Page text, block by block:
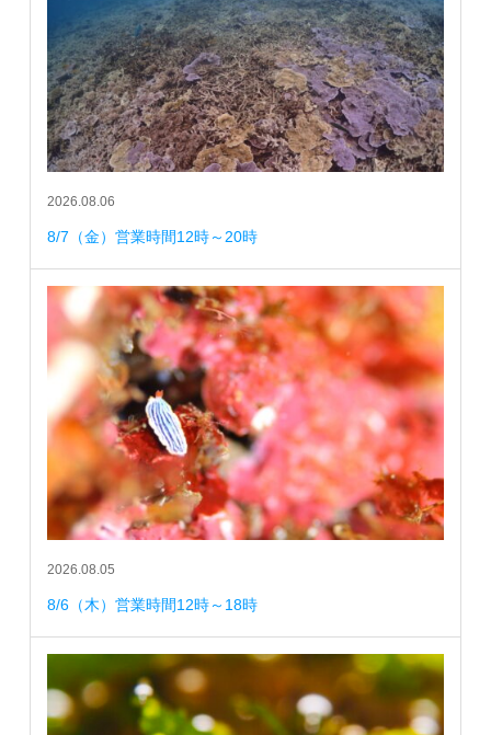
2026.08.06
8/7（金）営業時間12時～20時
2026.08.05
8/6（木）営業時間12時～18時